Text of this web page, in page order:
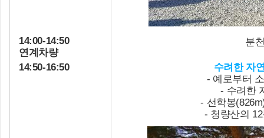
14:00-14:50
연계차량
분
14:50-16:50
수려한 자
- 예로부터
- 수려한
- 선학봉
- 청량산의